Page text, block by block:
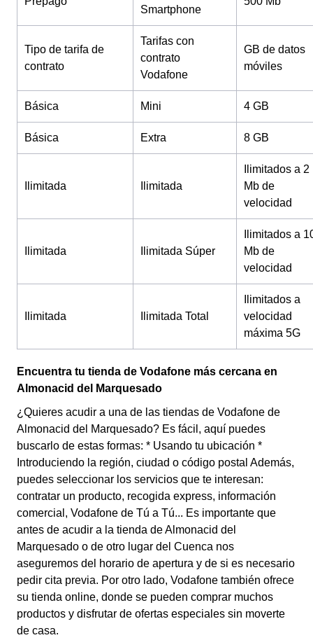
Smartphone
Tipo de tarifa de
contrato
Tarifas con
contrato
Vodafone
GB de datos
móviles
Básica Mini 4 GB
Básica Extra 8 GB
Ilimitada Ilimitada
Ilimitados a 2
Mb de
velocidad
Ilimitada Ilimitada Súper
Ilimitados a
Mb de
velocidad
Ilimitada Ilimitada Total
Ilimitados a
velocidad
máxima 5G
Encuentra tu tienda de Vodafone más cercana en
Almonacid del Marquesado
¿Quieres acudir a una de las tiendas de Vodafone de
Almonacid del Marquesado? Es fácil, aquí puedes
buscarlo de estas formas: * Usando tu ubicación *
Introduciendo la región, ciudad o código postal Además,
puedes seleccionar los servicios que te interesan:
contratar un producto, recogida express, información
comercial, Vodafone de Tú a Tú... Es importante que
antes de acudir a la tienda de Almonacid del
Marquesado o de otro lugar del Cuenca nos
aseguremos del horario de apertura y de si es necesario
pedir cita previa. Por otro lado, Vodafone también ofrece
su tienda online, donde se pueden comprar muchos
productos y disfrutar de ofertas especiales sin moverte
de casa.